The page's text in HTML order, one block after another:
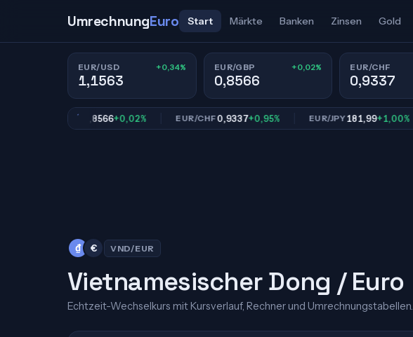
UmrechnungEuro Start Märkte Banken Zinsen Gold
EUR/USD +0,34%
1,1563
EUR/GBP +0,02%
0,8566
EUR/CHF
0,9337
0,8566 +0,02% EUR/CHF0,9337+0,95% EUR/JPY181,99+1,00%
₫ € VND/EUR
Vietnamesischer Dong / Euro
Echtzeit-Wechselkurs mit Kursverlauf, Rechner und Umrechnungstabellen.